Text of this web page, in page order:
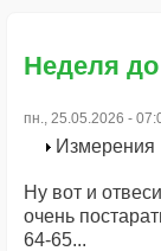
Неделя
пн., 25.05.2026 -
Измерения
Ну вот и
очень
64-65...